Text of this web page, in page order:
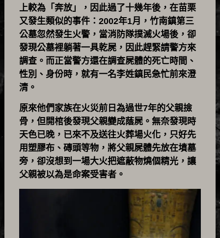
上較為「奔放」，因此過了十幾年後，在苗栗
又發生類似的事件：2002年1月，竹南鎮第三
公墓忽然發生火警，當消防隊撲滅火場後，卻
發現公墓裡躺著一具乾屍，因此趕緊請警方來
調查。而正當警方還在調查屍體的死亡時間、
性別、身份時，就有一名李姓鎮民急忙前來澄
清。
原來他們家族在火災前日為過世7年的父親撿
骨，但開棺後發現父親變成蔭屍。無奈發現時
天色已晚，已來不及送往火葬場火化，只好先
用塑膠布、磚頭等物，將父親屍體先放在墳墓
旁，卻沒想到一場大火把遮蔽物燒個精光，讓
父親被以為是命案受害者。